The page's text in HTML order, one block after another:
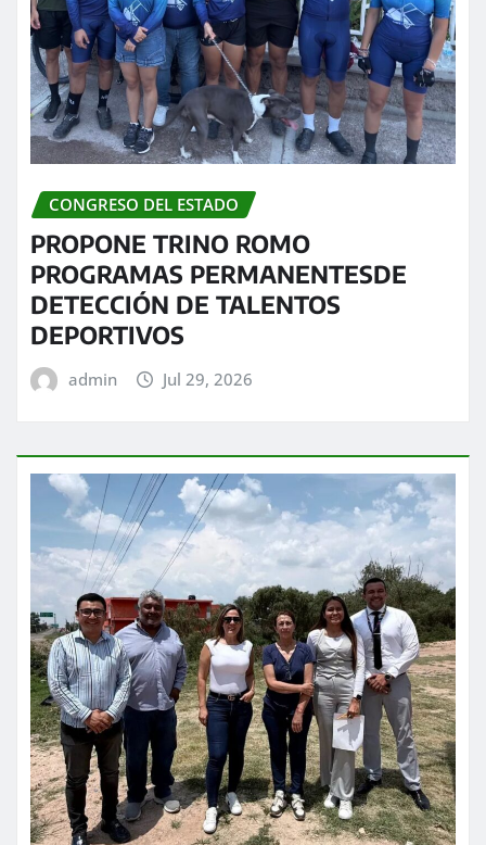
CONGRESO DEL ESTADO
PROPONE TRINO ROMO
PROGRAMAS PERMANENTESDE
DETECCIÓN DE TALENTOS
DEPORTIVOS
admin Jul 29, 2026